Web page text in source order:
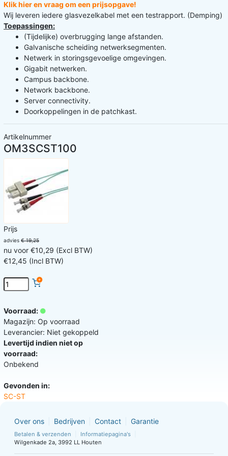
Klik hier en vraag om een prijsopgave!
Wij leveren iedere glasvezelkabel met een testrapport. (Demping)
Toepassingen:
(Tijdelijke) overbrugging lange afstanden.
Galvanische scheiding netwerksegmenten.
Netwerk in storingsgevoelige omgevingen.
Gigabit netwerken.
Campus backbone.
Network backbone.
Server connectivity.
Doorkoppelingen in de patchkast.
Artikelnummer
OM3SCST100
Prijs
advies € 19,25
nu voor €10,29 (Excl BTW)
€12,45 (Incl BTW)
Voorraad:
Magazijn: Op voorraad
Leverancier: Niet gekoppeld
Levertijd indien niet op
voorraad:
Onbekend
Gevonden in:
SC-ST
Over ons Bedrijven Contact Garantie
Betalen & verzenden
Informatiepagina's
Wilgenkade 2a, 3992 LL Houten